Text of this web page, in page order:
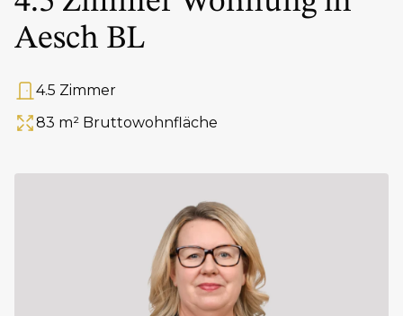
Aesch BL
Anzahl Zimmer
4.5 Zimmer
Fläche
83 m² Bruttowohnfläche